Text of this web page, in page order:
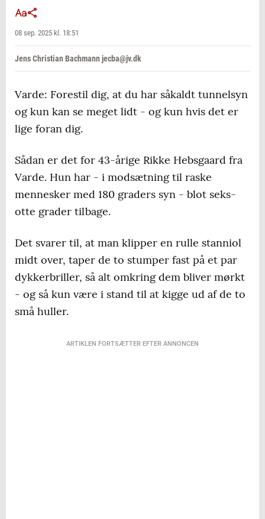
08 sep. 2025 kl. 18:51
Jens Christian Bachmann jecba@jv.dk
Varde: Forestil dig, at du har såkaldt tunnelsyn
og kun kan se meget lidt - og kun hvis det er
lige foran dig.
Sådan er det for 43-årige Rikke Hebsgaard fra
Varde. Hun har - i modsætning til raske
mennesker med 180 graders syn - blot seks-
otte grader tilbage.
Det svarer til, at man klipper en rulle stanniol
midt over, taper de to stumper fast på et par
dykkerbriller, så alt omkring dem bliver mørkt
- og så kun være i stand til at kigge ud af de to
små huller.
ARTIKLEN FORTSÆTTER EFTER ANNONCEN